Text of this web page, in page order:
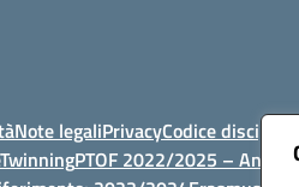
Note legaliPrivacyCodice
PTOF 2022/2025 – Anno